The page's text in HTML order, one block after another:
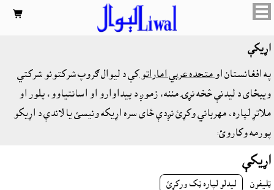

اړيکې
په افغانستان او متحده عربي اماراتو کې د لیوال ګروپ شرکتونو شرکتي
ويبځاى د لیدنې څخه نړۍ مننه، زموږ د پيداوارو او اسانتياوو، پلور او
ملاتړ لپاره، مهرباني وکړئ نږدې ځای سره اړیکه ونیسئ یا لاندې د اړیکو
پورمه وکاروئ:
اړيکې
ټليفون ليدلو لپاره ټک ورکړئ